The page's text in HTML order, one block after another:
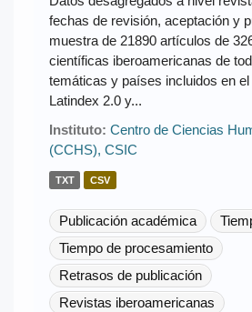
fechas de revisión, aceptación y
muestra de 21890 artículos de
científicas iberoamericanas de
temáticas y países incluidos en el
Latindex 2.0 y...
Instituto: Centro de Ciencias
(CCHS), CSIC
TXT CSV
Publicación académica
Tiempo de procesamiento
Retrasos de publicación
Revistas iberoamericanas